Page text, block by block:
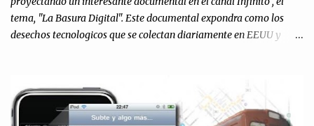
tema, "La Basura Digital". Este documental expondra como los
desechos tecnologicos que se colectan diariamente en EEUU y
Asi, todos los residuos sonincinerados produciendo lo que los
ambientalistas llaman "La Pesadilla de la Edad Cibernetica". La
transmision es el Domingo 2 de diciembre a las 21:00 hs. Me